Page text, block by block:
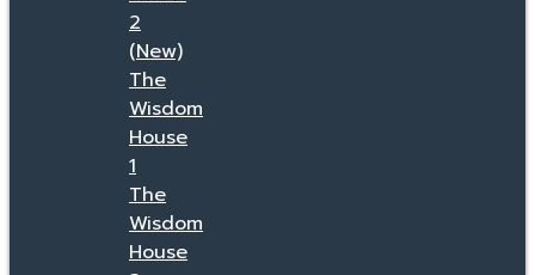
2
(New)
The
Wisdom
House
1
The
Wisdom
House